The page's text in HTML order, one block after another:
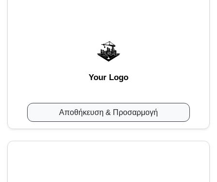
Your Logo
Αποθήκευση & Προσαρμογή